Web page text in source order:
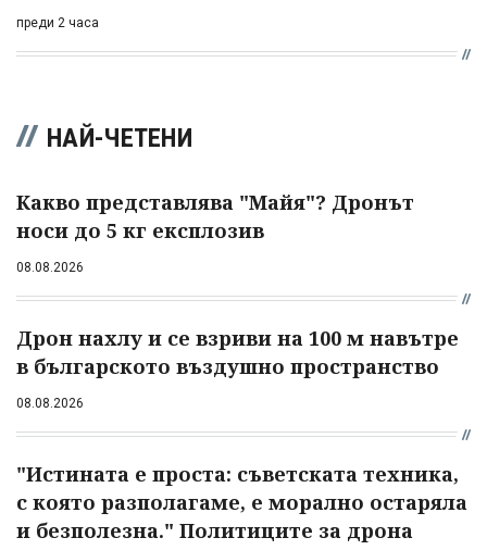
преди 2 часа
НАЙ-ЧЕТЕНИ
Какво представлява "Майя"? Дронът
носи до 5 кг експлозив
08.08.2026
Дрон нахлу и се взриви на 100 м навътре
в българското въздушно пространство
08.08.2026
"Истината е проста: съветската техника,
с която разполагаме, е морално остаряла
и безполезна." Политиците за дрона